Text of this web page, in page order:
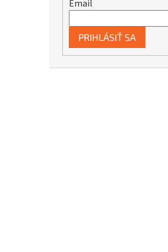
Email
PRIHLÁSIŤ SA